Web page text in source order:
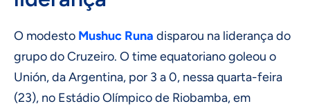
O modesto Mushuc Runa disparou na liderança do
grupo do Cruzeiro. O time equatoriano goleou o
Unión, da Argentina, por 3 a 0, nessa quarta-feira
(23), no Estádio Olímpico de Riobamba, em